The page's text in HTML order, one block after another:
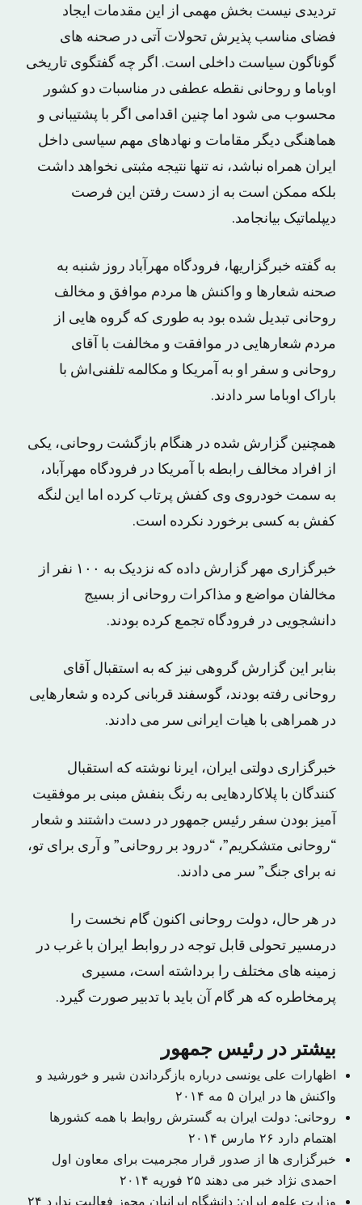
تردیدی نیست بخش مهمی از این مقدمات ایجاد
فضای مناسب پذیرش تحولات آتی در صحنه های
گوناگون سیاست داخلی است. اگر چه گفتگوی تاریخی
اوباما و روحانی نقطه عطفی در مناسبات دو کشور
محسوب می شود اما چنین اقدامی اگر با پشتیبانی و
هماهنگی دیگر مقامات و نهادهای مهم سیاسی داخل
ایران همراه نباشد، نه تنها نتیجه مثبتی نخواهد داشت
بلکه ممکن است به از دست رفتن این فرصت
دیپلماتیک بیانجامد.
به گفته خبرگزاریها، فرودگاه مهرآباد روز شنبه به
صحنه شعارها و واکنش ها مردم موافق و مخالف
روحانی تبدیل شده بود به طوری که گروه هایی از
مردم شعارهایی در موافقت و مخالفت با آقای
روحانی و سفر او به آمریکا و مکالمه تلفنی‌اش با
باراک اوباما سر دادند.
همچنین گزارش شده در هنگام بازگشت روحانی، یکی
از افراد مخالف رابطه با آمریکا در فرودگاه مهرآباد،
به سمت خودروی وی کفش پرتاب کرده اما این لنگه
کفش به کسی برخورد نکرده است.
خبرگزاری مهر گزارش داده که نزدیک به ۱۰۰ نفر از
مخالفان مواضع و مذاکرات روحانی از بسیج
دانشجویی در فرودگاه تجمع کرده بودند.
بنابر این گزارش گروهی نیز که به استقبال آقای
روحانی رفته بودند، گوسفند قربانی کرده و شعارهایی
در همراهی با هیات ایرانی سر می دادند.
خبرگزاری دولتی ایران، ایرنا نوشته که استقبال
کنندگان با پلاکاردهایی به رنگ بنفش مبنی بر موفقیت
آمیز بودن سفر رئیس جمهور در دست داشتند و شعار
“روحانی متشکریم”، “درود بر روحانی” و آری برای تو،
نه برای جنگ” سر می دادند.
در هر حال، دولت روحانی اکنون گام نخست را
درمسیر تحولی قابل توجه در روابط ایران با غرب در
زمینه های مختلف را برداشته است، مسیری
پرمخاطره که هر گام آن باید با تدبیر صورت گیرد.
بیشتر در رئیس جمهور
اظهارات علی یونسی درباره بازگرداندن شیر و خورشید و
واکنش ها در ایران ۵ مه ۲۰۱۴
روحانی: دولت ایران به گسترش روابط با همه کشورها
اهتمام دارد ۲۶ مارس ۲۰۱۴
خبرگزاری ها از صدور قرار مجرمیت برای معاون اول
احمدی نژاد خبر می دهند ۲۵ فوریه ۲۰۱۴
وزارت علوم ایران: دانشگاه ایرانیان مجوز فعالیت ندارد ۲۴